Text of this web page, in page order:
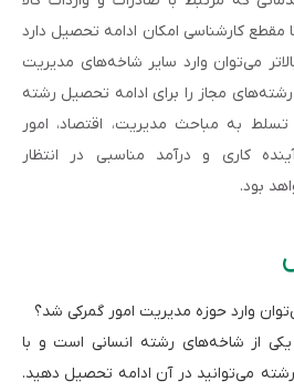
مقطع کارشناسی امکان ادامه تحصیل دارد
می‌توان وارد سایر شاخه‌های مدیریت
مجاز را برای ادامه تحصیل رشته
تسلط به مباحث مدیریت، اقتصاد، امور
کاری و درآمد مناسبی در انتظار
بود.
وارد حوزه مدیریت امور گمرکی شد؟
از شاخه‌های رشته انسانی است و با
می‌توانید در آن ادامه تحصیل دهید.